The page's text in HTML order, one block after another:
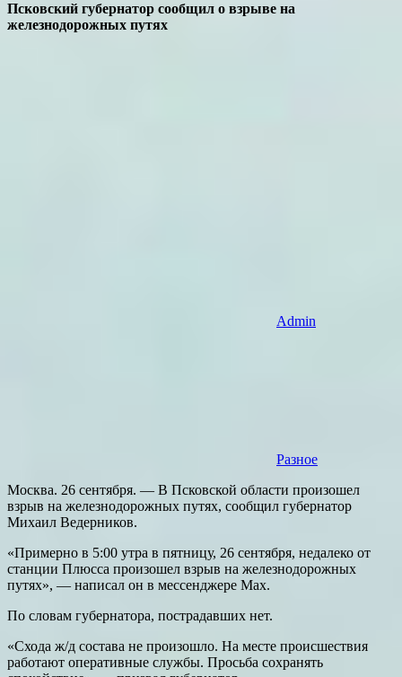
Псковский губернатор сообщил о взрыве на
железнодорожных путях
Admin
Разное
Москва. 26 сентября. — В Псковской области произошел
взрыв на железнодорожных путях, сообщил губернатор
Михаил Ведерников.
«Примерно в 5:00 утра в пятницу, 26 сентября, недалеко от
станции Плюсса произошел взрыв на железнодорожных
путях», — написал он в мессенджере Max.
По словам губернатора, пострадавших нет.
«Схода ж/д состава не произошло. На месте происшествия
работают оперативные службы. Просьба сохранять